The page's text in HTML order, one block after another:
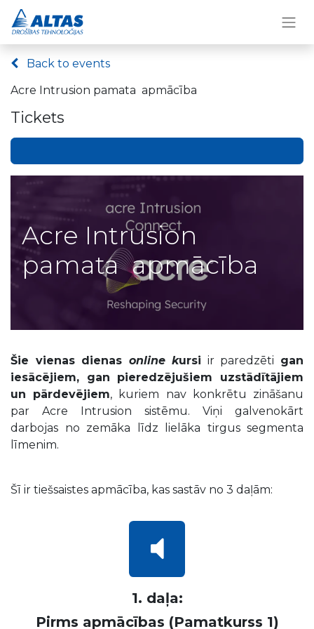
Back to events
Acre Intrusion pamata apmācība
Tickets
Acre Intrusion
pamata apmācība
Šie vienas dienas online kursi ir paredzēti gan
iesācējiem, gan pieredzējušiem uzstādītājiem
un pārdevējiem, kuriem nav konkrētu zināšanu
par Acre Intrusion sistēmu. Viņi galvenokārt
darbojas no zemāka līdz lielāka tirgus segmenta
līmenim.
Šī ir tiešsaistes apmācība, kas sastāv no 3 daļām:
1. daļa:
Pirms apmācības (Pamatkurss 1)